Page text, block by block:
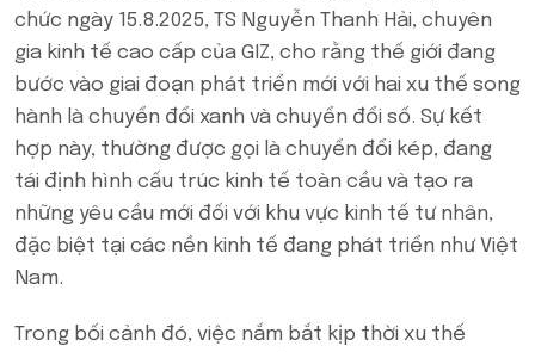
chức ngày 15.8.2025, TS Nguyễn Thanh Hải, chuyên
gia kinh tế cao cấp của GIZ, cho rằng thế giới đang
bước vào giai đoạn phát triển mới với hai xu thế song
hành là chuyển đổi xanh và chuyển đổi số. Sự kết
hợp này, thường được gọi là chuyển đổi kép, đang
tái định hình cấu trúc kinh tế toàn cầu và tạo ra
những yêu cầu mới đối với khu vực kinh tế tư nhân,
đặc biệt tại các nền kinh tế đang phát triển như Việt
Nam.
Trong bối cảnh đó, việc nắm bắt kịp thời xu thế